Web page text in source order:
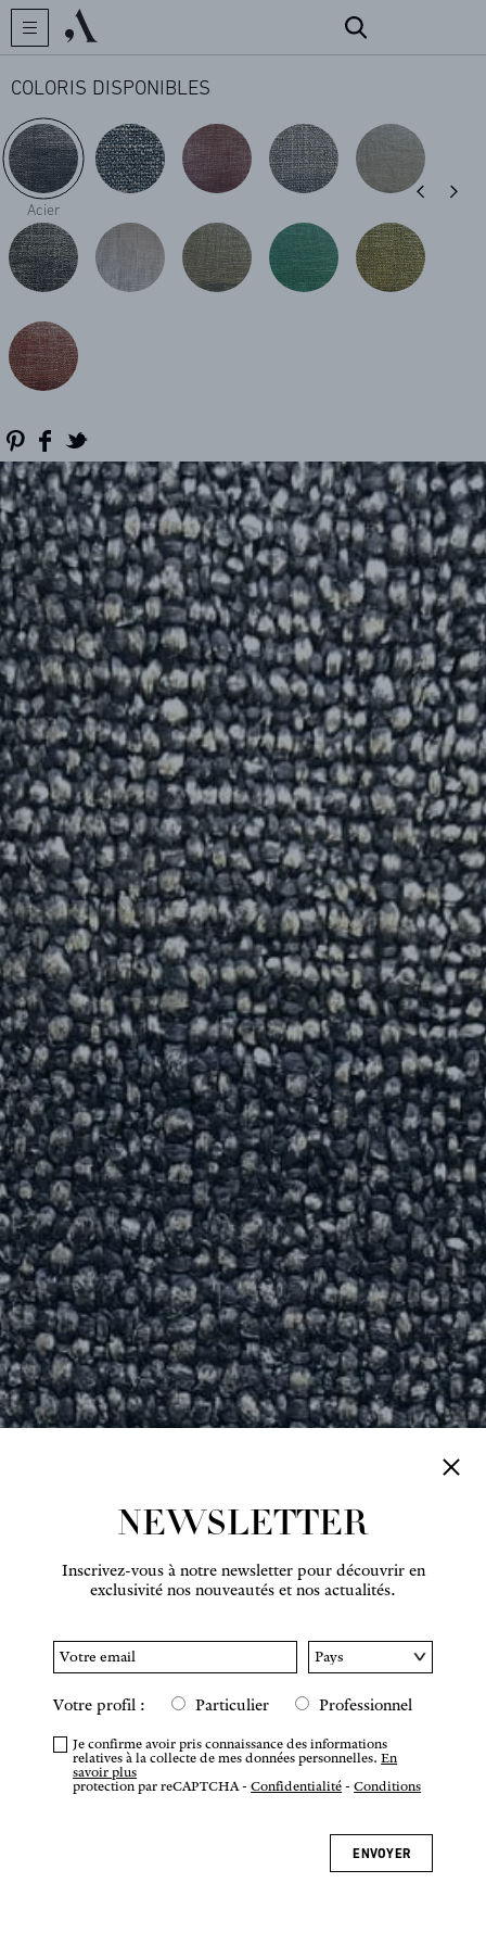
CRÉATEUR
COLLECTIONS
RÉFÉRENCES
PROFESSIONNELS
FAQ
ACTUALITES
COLORIS DISPONIBLES
Acier
NEWSLETTER
Inscrivez-vous à notre newsletter pour découvrir en
exclusivité nos nouveautés et nos actualités.
Votre profil : Particulier Professionnel
Je confirme avoir pris connaissance des informations
relatives à la collecte de mes données personnelles.En
savoir plus
protection par reCAPTCHA -Confidentialité -Conditions
ENVOYER